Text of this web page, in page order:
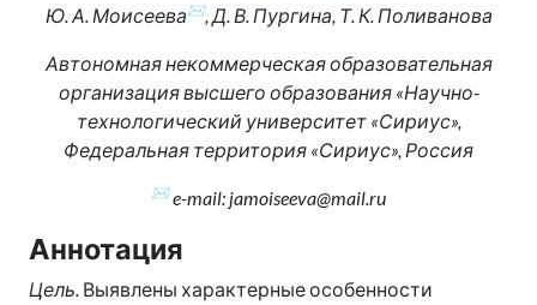
Ю. А. Моисеева✉, Д. В. Пургина, Т. К. Поливанова
Автономная некоммерческая образовательная
организация высшего образования «Научно-
технологический университет «Сириус»,
Федеральная территория «Сириус», Россия
✉e-mail: jamoiseeva@mail.ru
Аннотация
Цель. Выявлены характерные особенности